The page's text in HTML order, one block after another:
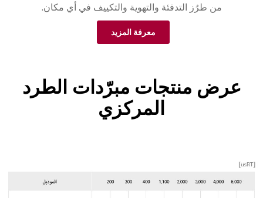
من طرُز التدفئة والتهوية والتكييف في أي مكان.
معرفة المزيد
عرض منتجات مبرّدات الطرد
المركزي